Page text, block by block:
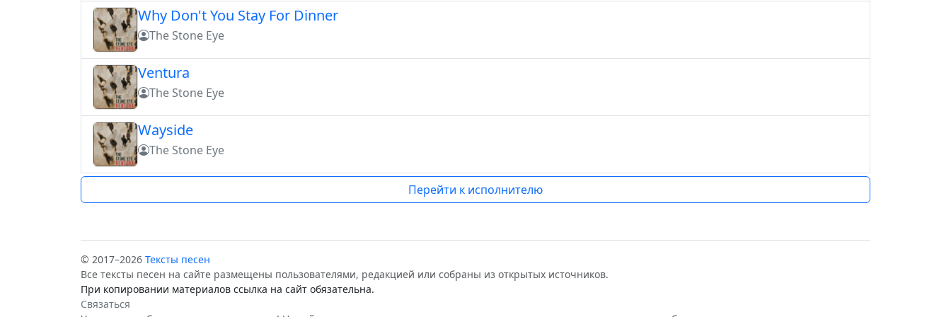
Why Don't You Stay For Dinner
The Stone Eye
Ventura
The Stone Eye
Wayside
The Stone Eye
Перейти к исполнителю
© 2017–2026 Тексты песен
Все тексты песен на сайте размещены пользователями, редакцией или собраны из открытых источников.
При копировании материалов ссылка на сайт обязательна.
Связаться